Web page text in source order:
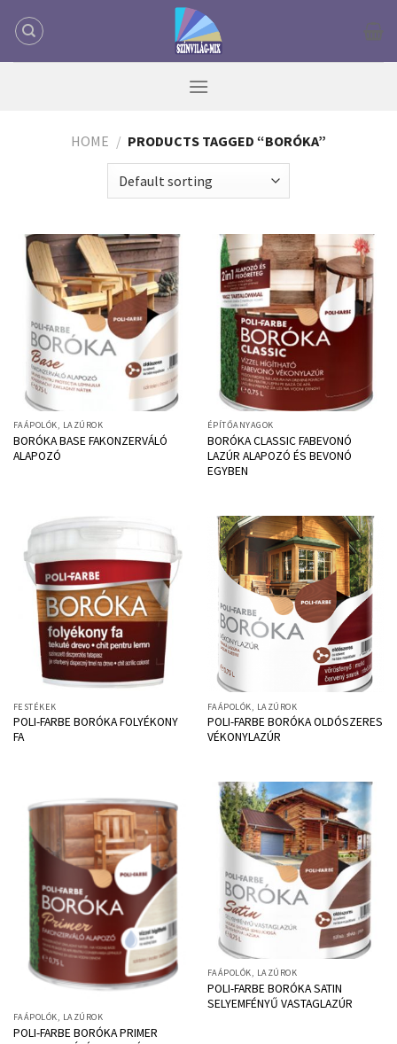
HOME / PRODUCTS TAGGED “BORÓKA”
FAÁPOLÓK, LAZÚROK
BORÓKA BASE FAKONZERVÁLÓ
ALAPOZÓ
ÉPÍTŐANYAGOK
BORÓKA CLASSIC FABEVONÓ
LAZÚR ALAPOZÓ ÉS BEVONÓ
EGYBEN
FESTÉKEK
POLI-FARBE BORÓKA FOLYÉKONY
FA
FAÁPOLÓK, LAZÚROK
POLI-FARBE BORÓKA OLDÓSZERES
VÉKONYLAZÚR
FAÁPOLÓK, LAZÚROK
POLI-FARBE BORÓKA PRIMER
FAÁPOLÓK, LAZÚROK
POLI-FARBE BORÓKA SATIN
SELYEMFÉNYŰ VASTAGLAZÚR